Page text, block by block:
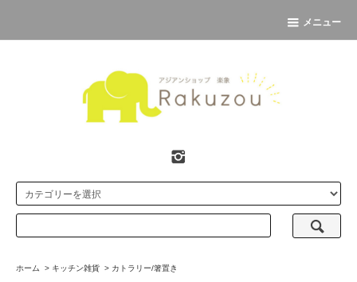
メニュー
ホーム > キッチン雑貨 > カトラリー/箸置き